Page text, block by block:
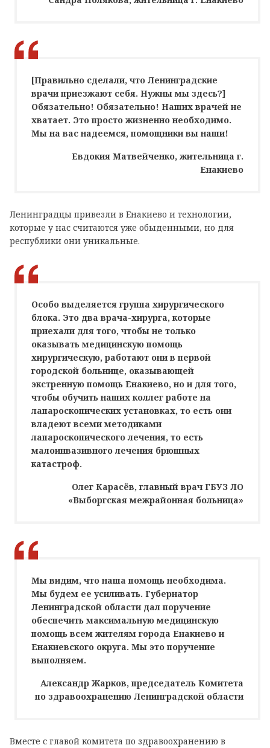
[Правильно сделали, что Ленинградские
врачи приезжают себя. Нужны мы здесь?]
Обязательно! Обязательно! Наших врачей не
хватает. Это просто жизненно необходимо.
Мы на вас надеемся, помощники вы наши!
Евдокия Матвейченко, жительница г.
Енакиево
Ленинградцы привезли в Енакиево и технологии,
которые у нас считаются уже обыденными, но для
республики они уникальные.
Особо выделяется группа хирургического
блока. Это два врача-хирурга, которые
приехали для того, чтобы не только
оказывать медицинскую помощь
хирургическую, работают они в первой
городской больнице, оказывающей
экстренную помощь Енакиево, но и для того,
чтобы обучить наших коллег работе на
лапароскопических установках, то есть они
владеют всеми методиками
лапароскопического лечения, то есть
малоинвазивного лечения брюшных
катастроф.
Олег Карасёв, главный врач ГБУЗ ЛО
«Выборгская межрайонная больница»
Мы видим, что наша помощь необходима.
Мы будем ее усиливать. Губернатор
Ленинградской области дал поручение
обеспечить максимальную медицинскую
помощь всем жителям города Енакиево и
Енакиевского округа. Мы это поручение
выполняем.
Александр Жарков, председатель Комитета
по здравоохранению Ленинградской области
Вместе с главой комитета по здравоохранению в